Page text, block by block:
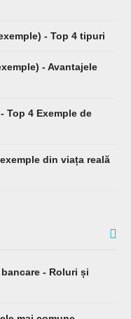
- Top 4 tipuri
- Avantajele
Top 4 Exemple de
din viața reală
- Roluri și